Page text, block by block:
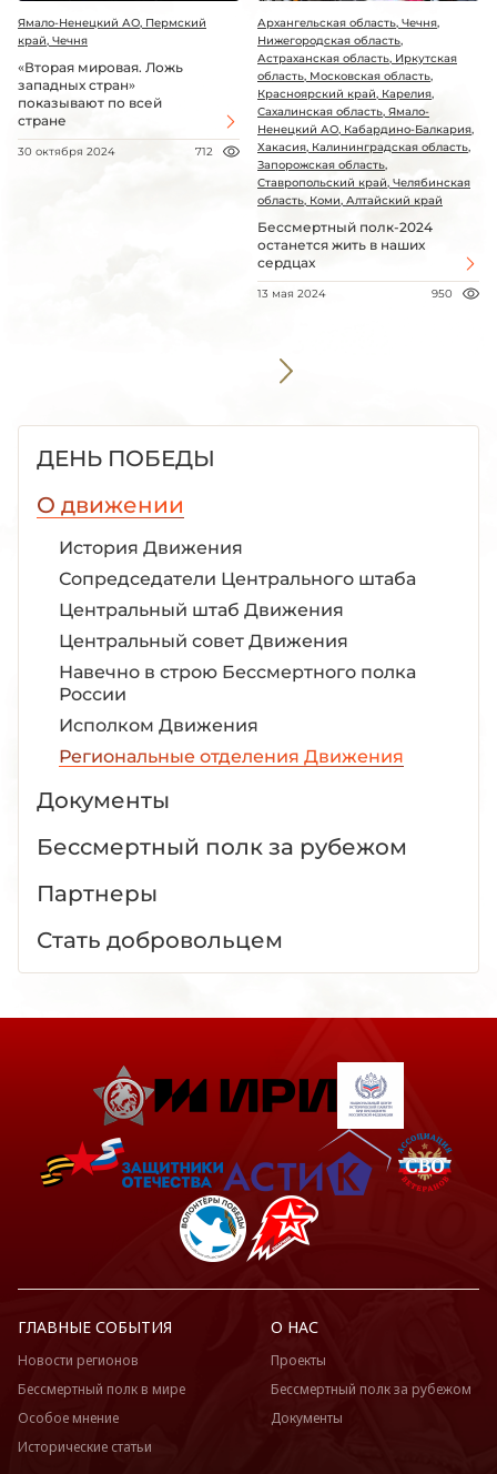
Ямало-Ненецкий АО, Пермский
край, Чечня
«Вторая мировая. Ложь
западных стран»
показывают по всей
стране
30 октября 2024 712
Архангельская область, Чечня,
Нижегородская область,
Астраханская область, Иркутская
область, Московская область,
Красноярский край, Карелия,
Сахалинская область, Ямало-
Ненецкий АО, Кабардино-Балкария,
Хакасия, Калининградская область,
Запорожская область,
Ставропольский край, Челябинская
область, Коми, Алтайский край
Бессмертный полк-2024
останется жить в наших
сердцах
13 мая 2024 950
ДЕНЬ ПОБЕДЫ
О движении
История Движения
Сопредседатели Центрального штаба
Центральный штаб Движения
Центральный совет Движения
Навечно в строю Бессмертного полка
России
Исполком Движения
Региональные отделения Движения
Документы
Бессмертный полк за рубежом
Партнеры
Стать добровольцем
ГЛАВНЫЕ СОБЫТИЯ
Новости регионов
Бессмертный полк в мире
Особое мнение
Исторические статьи
О НАС
Проекты
Бессмертный полк за рубежом
Документы